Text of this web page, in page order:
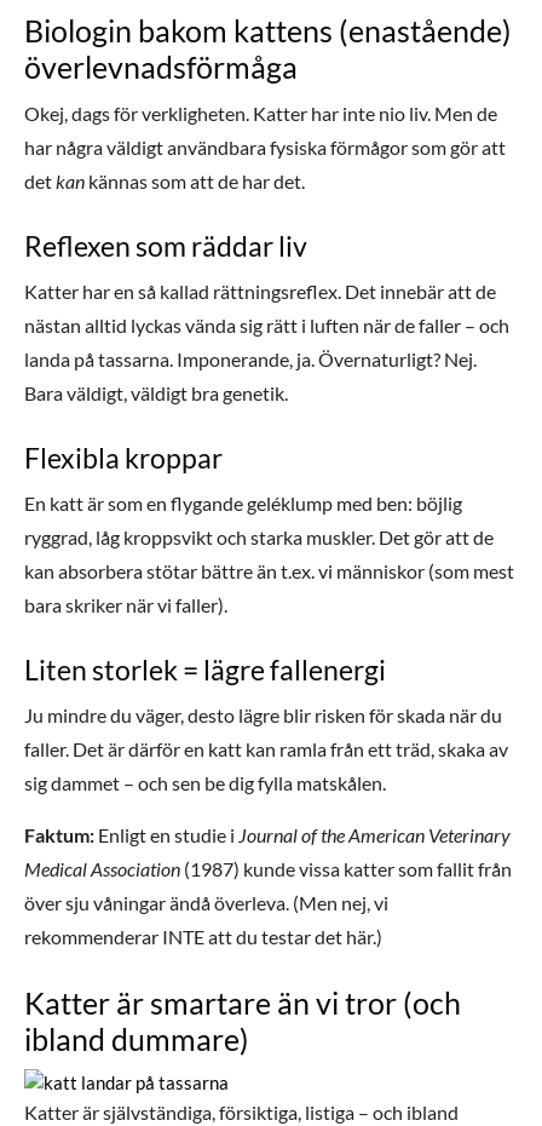
Biologin bakom kattens (enastående)
överlevnadsförmåga
Okej, dags för verkligheten. Katter har inte nio liv. Men de
har några väldigt användbara fysiska förmågor som gör att
detkan kännas som att de har det.
Reflexen som räddar liv
Katter har en så kallad rättningsreflex. Det innebär att de
nästan alltid lyckas vända sig rätt i luften när de faller – och
landa på tassarna. Imponerande, ja. Övernaturligt? Nej.
Bara väldigt, väldigt bra genetik.
Flexibla kroppar
En katt är som en flygande geléklump med ben: böjlig
ryggrad, låg kroppsvikt och starka muskler. Det gör att de
kan absorbera stötar bättre än t.ex. vi människor (som mest
bara skriker när vi faller).
Liten storlek = lägre fallenergi
Ju mindre du väger, desto lägre blir risken för skada när du
faller. Det är därför en katt kan ramla från ett träd, skaka av
sig dammet – och sen be dig fylla matskålen.
Faktum: Enligt en studie i Journal of the American Veterinary
Medical Association (1987) kunde vissa katter som fallit från
över sju våningar ändå överleva. (Men nej, vi
rekommenderar INTE att du testar det här.)
Katter är smartare än vi tror (och
ibland dummare)
Katter är självständiga, försiktiga, listiga – och ibland